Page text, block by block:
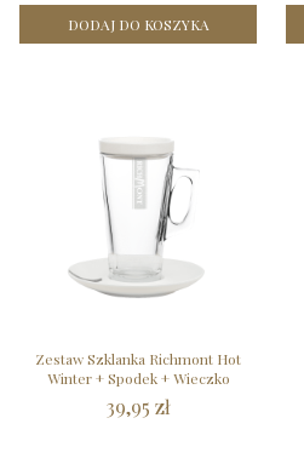
DODAJ DO KOSZYKA
Zestaw Szklanka Richmont Hot
Winter + Spodek + Wieczko
39,95 zł